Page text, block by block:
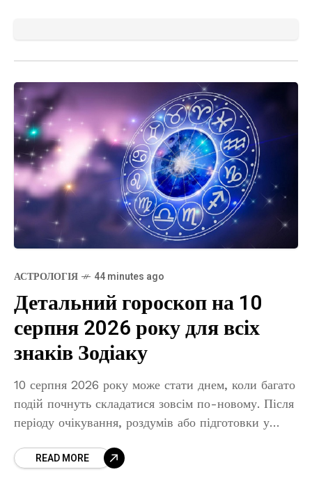
АСТРОЛОГІЯ 44 minutes ago
Детальний гороскоп на 10
серпня 2026 року для всіх
знаків Зодіаку
10 серпня 2026 року може стати днем, коли багато
подій почнуть складатися зовсім по-новому. Після
періоду очікування, роздумів або підготовки у
можливість перейти до конкретних
READ MORE